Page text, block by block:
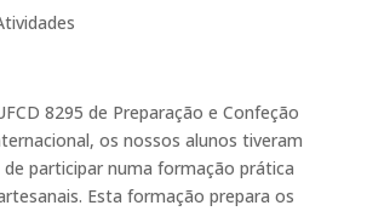
8295 de Preparação e Confeção
os nossos alunos tiveram
participar numa formação prática
Esta formação prepara os